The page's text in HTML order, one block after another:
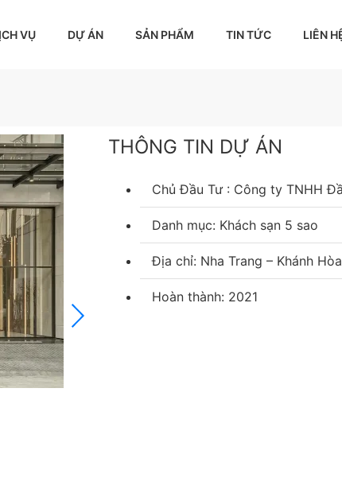
VỤ DỰ ÁN SẢN PHẨM TIN TỨC LIÊN
THÔNG TIN DỰ ÁN
Chủ Đầu Tư : Công ty TNHH
Danh mục: Khách sạn 5 sao
Địa chỉ: Nha Trang – Khánh Hòa
Hoàn thành: 2021